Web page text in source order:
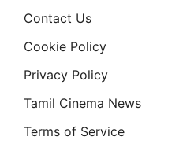
Contact Us
Cookie Policy
Privacy Policy
Tamil Cinema News
Terms of Service